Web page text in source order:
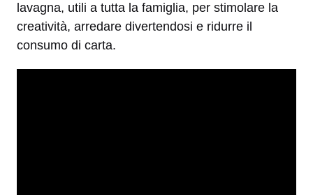
lavagna, utili a tutta la famiglia, per stimolare la
creatività, arredare divertendosi e ridurre il
consumo di carta.